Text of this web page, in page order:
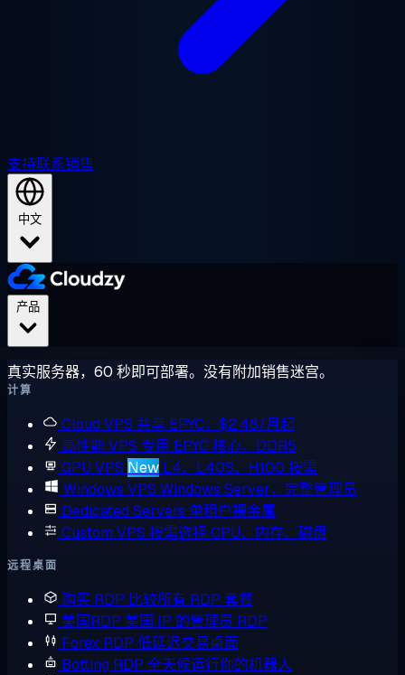
支持联系销售
中文
真实服务器，60 秒即可部署。没有附加销售迷宫。
计算
Cloud VPS 共享 EPYC，$2.48/月起
高性能 VPS 专用 EPYC 核心，DDR5
GPU VPS New L4、L40S、H100 按需
Windows VPS Windows Server，完整管理员
Dedicated Servers 单租户裸金属
Custom VPS 按需选择 CPU、内存、磁盘
远程桌面
购买 RDP 比较所有 RDP 套餐
美国RDP 美国 IP 的管理员 RDP
Forex RDP 低延迟交易桌面
Botting RDP 全天候运行你的机器人